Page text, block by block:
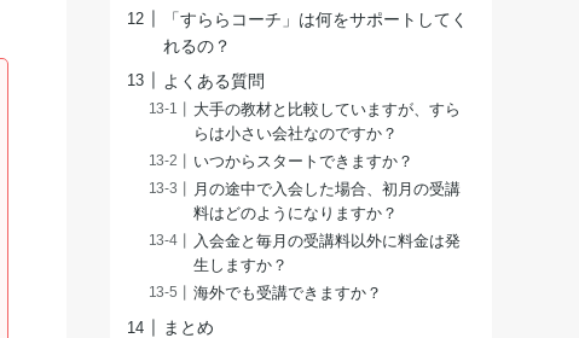
「すららコーチ」は何をサポートしてく
れるの？
よくある質問
大手の教材と比較していますが、すら
らは小さい会社なのですか？
いつからスタートできますか？
月の途中で入会した場合、初月の受講
料はどのようになりますか？
入会金と毎月の受講料以外に料金は発
生しますか？
海外でも受講できますか？
まとめ